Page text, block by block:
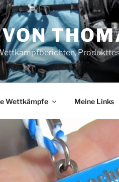
Wettkämpfe Meine Links